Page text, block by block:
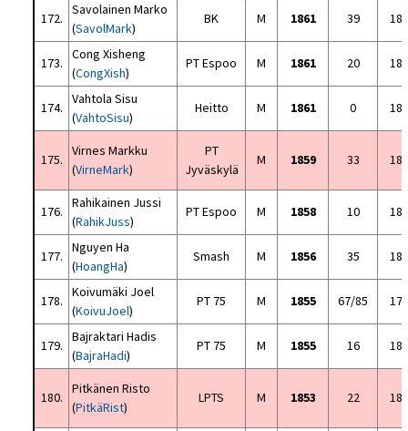
172.
Savolainen Marko
(SavolMark)
BK M 1861 39
173.
Cong Xisheng
(CongXish)
PT Espoo M 1861 20
174.
Vahtola Sisu
(VahtoSisu)
Heitto M 1861 0
175.
Virnes Markku
(VirneMark)
PT
Jyväskylä
M 1859 33
176.
Rahikainen Jussi
(RahikJuss)
PT Espoo M 1858 10
177.
Nguyen Ha
(HoangHa)
Smash M 1856 35
178.
Koivumäki Joel
(KoivuJoel)
PT 75 M 1855 67/85
179.
Bajraktari Hadis
(BajraHadi)
PT 75 M 1855 16
180.
Pitkänen Risto
(PitkäRist)
LPTS M 1853 22